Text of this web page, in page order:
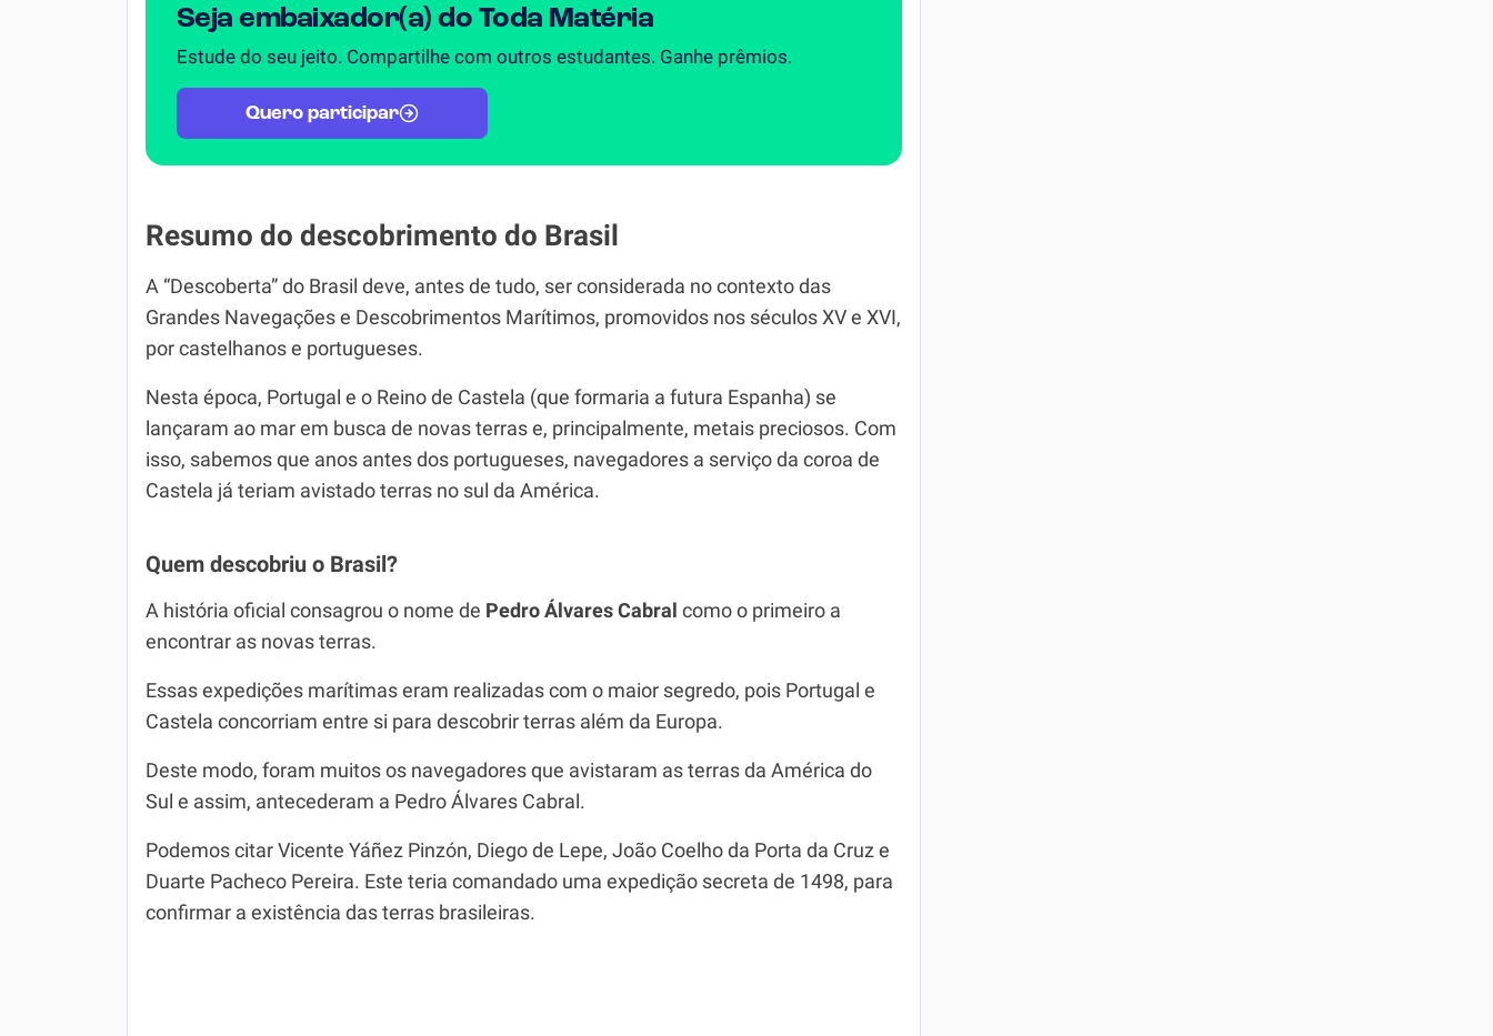
Seja embaixador(a) do Toda Matéria
Estude do seu jeito. Compartilhe com outros estudantes. Ganhe prêmios.
Quero participar
Resumo do descobrimento do Brasil
A “Descoberta” do Brasil deve, antes de tudo, ser considerada no contexto das
Grandes Navegações e Descobrimentos Marítimos, promovidos nos séculos XV e XVI,
por castelhanos e portugueses.
Nesta época, Portugal e o Reino de Castela (que formaria a futura Espanha) se
lançaram ao mar em busca de novas terras e, principalmente, metais preciosos. Com
isso, sabemos que anos antes dos portugueses, navegadores a serviço da coroa de
Castela já teriam avistado terras no sul da América.
Quem descobriu o Brasil?
A história oficial consagrou o nome de Pedro Álvares Cabral como o primeiro a
encontrar as novas terras.
Essas expedições marítimas eram realizadas com o maior segredo, pois Portugal e
Castela concorriam entre si para descobrir terras além da Europa.
Deste modo, foram muitos os navegadores que avistaram as terras da América do
Sul e assim, antecederam a Pedro Álvares Cabral.
Podemos citar Vicente Yáñez Pinzón, Diego de Lepe, João Coelho da Porta da Cruz e
Duarte Pacheco Pereira. Este teria comandado uma expedição secreta de 1498, para
confirmar a existência das terras brasileiras.